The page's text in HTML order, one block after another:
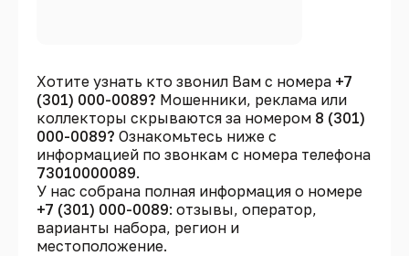
Хотите узнать кто звонил Вам с номера +7
(301) 000-0089? Мошенники, реклама или
коллекторы скрываются за номером 8 (301)
000-0089? Ознакомьтесь ниже с
информацией по звонкам с номера телефона
73010000089.
У нас собрана полная информация о номере
+7 (301) 000-0089: отзывы, оператор,
варианты набора, регион и
местоположение.